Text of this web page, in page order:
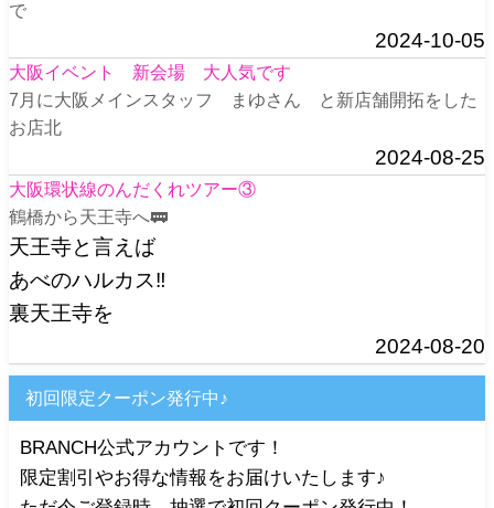
で
2024-10-05
大阪イベント 新会場 大人気です
7月に大阪メインスタッフ まゆさん と新店舗開拓をした
お店北
2024-08-25
大阪環状線のんだくれツアー③
鶴橋から天王寺へ🚃
天王寺と言えば
あべのハルカス‼️
裏天王寺を
2024-08-20
初回限定クーポン発行中♪
BRANCH公式アカウントです！
限定割引やお得な情報をお届けいたします♪